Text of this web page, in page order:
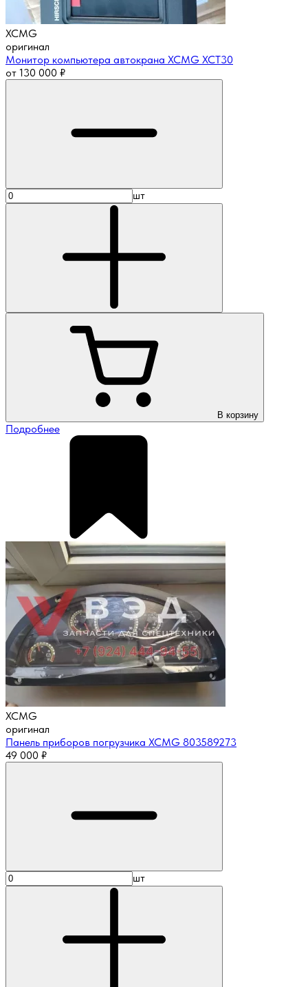
XCMG
оригинал
Монитор компьютера автокрана XCMG XCT30
от 130 000 ₽
шт
В корзину
Подробнее
XCMG
оригинал
Панель приборов погрузчика XCMG 803589273
49 000 ₽
шт